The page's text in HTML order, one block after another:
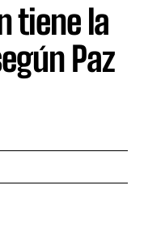
tiene la
Paz